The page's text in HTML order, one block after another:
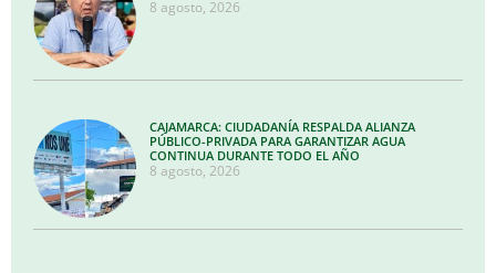
8 agosto, 2026
CAJAMARCA: CIUDADANÍA RESPALDA ALIANZA
PÚBLICO-PRIVADA PARA GARANTIZAR AGUA
CONTINUA DURANTE TODO EL AÑO
8 agosto, 2026